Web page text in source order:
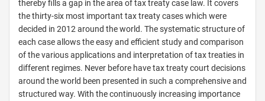
thereby fills a gap in the area of tax treaty case law. It covers
the thirty-six most important tax treaty cases which were
decided in 2012 around the world. The systematic structure of
each case allows the easy and efficient study and comparison
of the various applications and interpretation of tax treaties in
different regimes. Never before have tax treaty court decisions
around the world been presented in such a comprehensive and
structured way. With the continuously increasing importance